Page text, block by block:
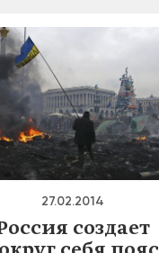
27.02.2014
создает